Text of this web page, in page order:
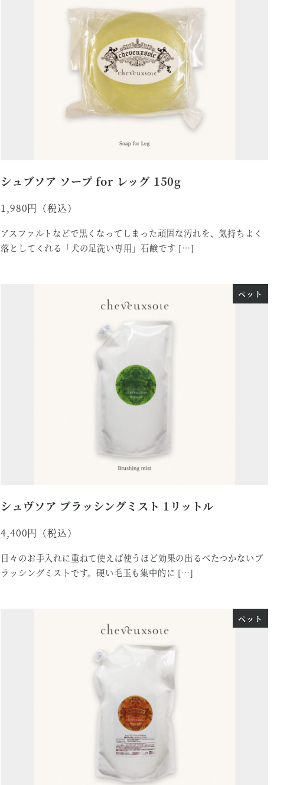
シュブソア ソープ for レッグ 150g
1,980
アスファルトなどで黒くなってしまった頑固な汚れを、気持ちよく
落としてくれる「犬の足洗い専用」石鹸です […]
ペット
シュヴソア ブラッシングミスト 1リットル
4,400
日々のお手入れに重ねて使えば使うほど効果の出るべたつかないブ
ラッシングミストです。硬い毛玉も集中的に […]
ペット